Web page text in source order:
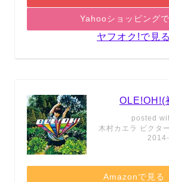
Yahooショッピング
ヤフオク!で見る
OLE!OH!(
posted
木村カエラ ビクタ
Amazonで見る